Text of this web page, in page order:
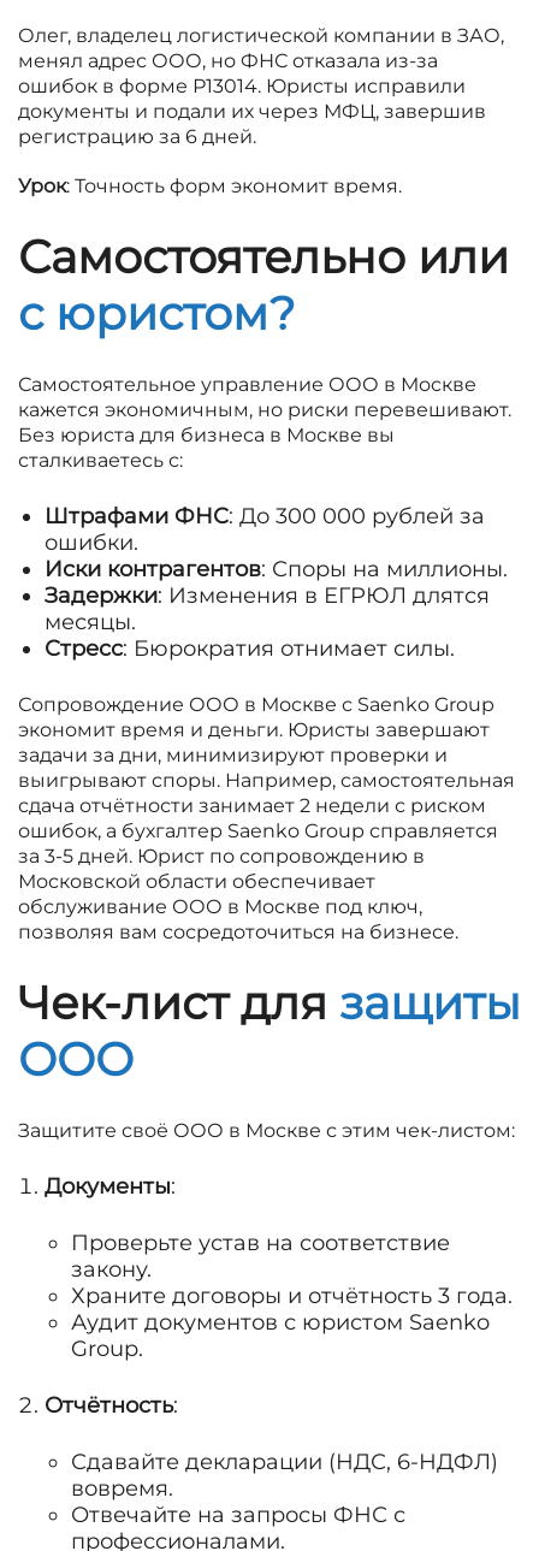
Олег, владелец логистической компании в ЗАО,
менял адрес ООО, но ФНС отказала из-за
ошибок в форме Р13014. Юристы исправили
документы и подали их через МФЦ, завершив
регистрацию за 6 дней.
Урок: Точность форм экономит время.
Самостоятельно или
с юристом?
Самостоятельное управление ООО в Москве
кажется экономичным, но риски перевешивают.
Без юриста для бизнеса в Москве вы
сталкиваетесь с:
Штрафами ФНС: До 300 000 рублей за
ошибки.
Иски контрагентов: Споры на миллионы.
Задержки: Изменения в ЕГРЮЛ длятся
месяцы.
Стресс: Бюрократия отнимает силы.
Сопровождение ООО в Москве с Saenko Group
экономит время и деньги. Юристы завершают
задачи за дни, минимизируют проверки и
выигрывают споры. Например, самостоятельная
сдача отчётности занимает 2 недели с риском
ошибок, а бухгалтер Saenko Group справляется
за 3-5 дней. Юрист по сопровождению в
Московской области обеспечивает
обслуживание ООО в Москве под ключ,
позволяя вам сосредоточиться на бизнесе.
Чек-лист для защиты
ООО
Защитите своё ООО в Москве с этим чек-листом:
Документы:
Проверьте устав на соответствие
закону.
Храните договоры и отчётность 3 года.
Аудит документов с юристом Saenko
Group.
Отчётность:
Сдавайте декларации (НДС, 6-НДФЛ)
вовремя.
Отвечайте на запросы ФНС с
профессионалами.